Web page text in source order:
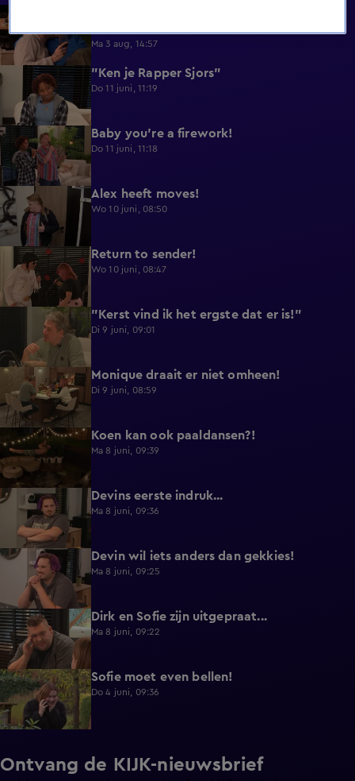
6:32
Ma 3 aug, 14:57
0:49 "Ken je Rapper Sjors"
Do 11 juni, 11:19
0:39 Baby you're a firework!
Do 11 juni, 11:18
0:43 Alex heeft moves!
Wo 10 juni, 08:50
0:36 Return to sender!
Wo 10 juni, 08:47
"Kerst vind ik het ergste dat er is!"
Di 9 juni, 09:01
0:29 Monique draait er niet omheen!
Di 9 juni, 08:59
0:38 Koen kan ook paaldansen?!
Ma 8 juni, 09:39
0:30 Devins eerste indruk...
Ma 8 juni, 09:36
0:25 Devin wil iets anders dan gekkies!
Ma 8 juni, 09:25
0:26 Dirk en Sofie zijn uitgepraat...
Ma 8 juni, 09:22
1:13 Sofie moet even bellen!
Do 4 juni, 09:36
Ontvang de KIJK-nieuwsbrief